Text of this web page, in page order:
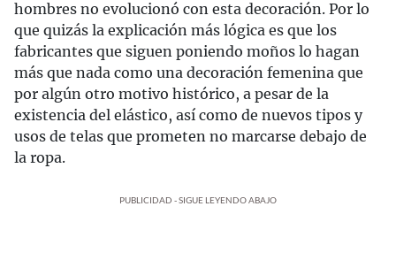
hombres no evolucionó con esta decoración. Por lo
que quizás la explicación más lógica es que los
fabricantes que siguen poniendo moños lo hagan
más que nada como una decoración femenina que
por algún otro motivo histórico, a pesar de la
existencia del elástico, así como de nuevos tipos y
usos de telas que prometen no marcarse debajo de
la ropa.
PUBLICIDAD - SIGUE LEYENDO ABAJO